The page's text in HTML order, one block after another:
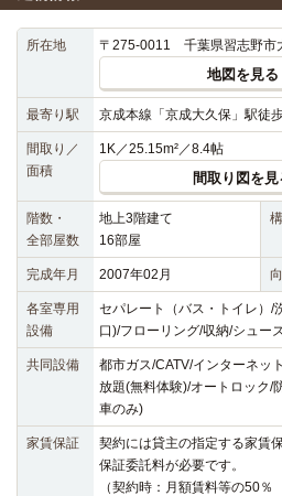
所在地 〒275-0011 千葉県習志野市
地図を見る
最寄り駅 京成本線「京成大久保」駅徒
間取り／
面積
1K／25.15m²／8.4帖
間取り図を見
階数・
全部屋数
地上3階建て
16部屋
完成年月 2007年02月
各室専用
設備
セパレート（バス・トイレ）/
口)/フローリング/収納/シュー
共同設備
都市ガス/CATV/インターネッ
放題(無料体験)/オートロック/
車のみ)
家賃保証
契約には貸主の指定する家賃
保証委託料が必要です。
（契約時：月額賃料等の50